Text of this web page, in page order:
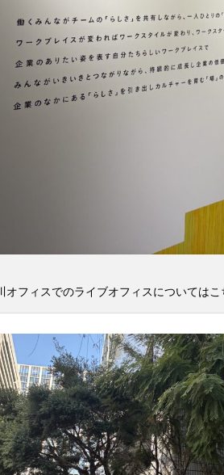
オフィスでのライブオフィスについてはこ